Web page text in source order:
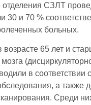
СЗЛТ
и 70 %
больных.
65 лет и
в
а также
Среди